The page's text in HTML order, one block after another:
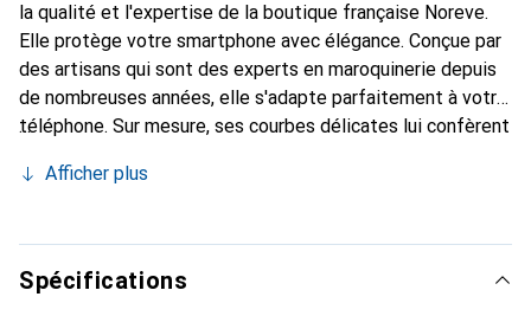
la qualité et l'expertise de la boutique française Noreve.
Elle protège votre smartphone avec élégance. Conçue par
des artisans qui sont des experts en maroquinerie depuis
de nombreuses années, elle s'adapte parfaitement à votre
téléphone. Sur mesure, ses courbes délicates lui confèrent
chic et indispensable pour votre smartphone. Reconnaître
marque Noreve est un choix sûr pour une clientèle
exigeante.
Afficher plus
Spécifications